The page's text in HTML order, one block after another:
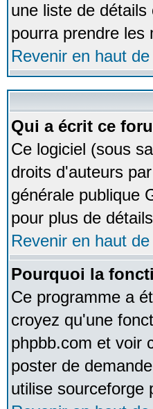
une liste de
pourra prendre les
Revenir en haut
Qui a écrit ce
Ce logiciel (sous
droits d'auteurs
générale publique
pour plus de
Revenir en haut
Pourquoi la
Ce programme a
croyez qu'une
phpbb.com et voir
poster de
utilise sourceforge